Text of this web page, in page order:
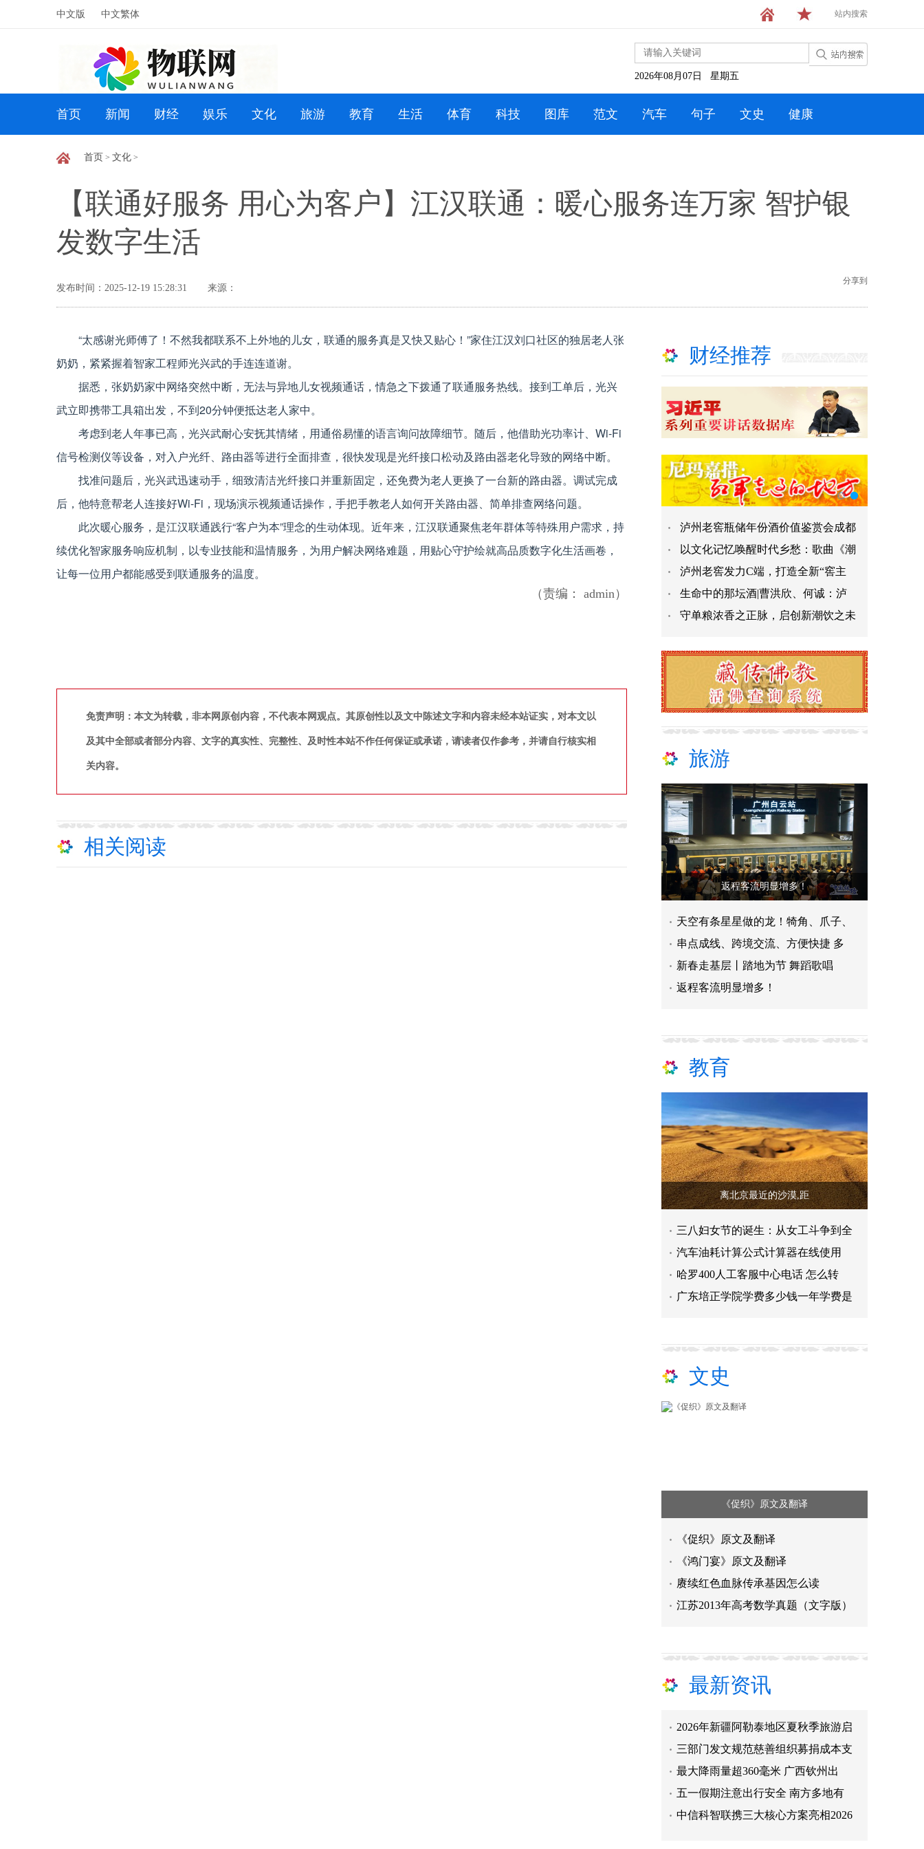
中文版 中文繁体 站内搜索
2026年08月07日 星期五
首页 新闻 财经 娱乐 文化 旅游 教育 生活 体育 科技 图库 范文 汽车 句子 文史 健康
首页 > 文化 >
【联通好服务 用心为客户】江汉联通：暖心服务连万家 智护银
发数字生活
发布时间：2025-12-19 15:28:31 来源：
分享到
“太感谢光师傅了！不然我都联系不上外地的儿女，联通的服务真是又快又贴心！”家住江汉刘口社区的独居老人张
奶奶，紧紧握着智家工程师光兴武的手连连道谢。
据悉，张奶奶家中网络突然中断，无法与异地儿女视频通话，情急之下拨通了联通服务热线。接到工单后，光兴
武立即携带工具箱出发，不到20分钟便抵达老人家中。
考虑到老人年事已高，光兴武耐心安抚其情绪，用通俗易懂的语言询问故障细节。随后，他借助光功率计、Wi-Fi
信号检测仪等设备，对入户光纤、路由器等进行全面排查，很快发现是光纤接口松动及路由器老化导致的网络中断。
找准问题后，光兴武迅速动手，细致清洁光纤接口并重新固定，还免费为老人更换了一台新的路由器。调试完成
后，他特意帮老人连接好Wi-Fi，现场演示视频通话操作，手把手教老人如何开关路由器、简单排查网络问题。
此次暖心服务，是江汉联通践行“客户为本”理念的生动体现。近年来，江汉联通聚焦老年群体等特殊用户需求，持
续优化智家服务响应机制，以专业技能和温情服务，为用户解决网络难题，用贴心守护绘就高品质数字化生活画卷，
让每一位用户都能感受到联通服务的温度。
（责编： admin）
免责声明：本文为转载，非本网原创内容，不代表本网观点。其原创性以及文中陈述文字和内容未经本站证实，对本文以
及其中全部或者部分内容、文字的真实性、完整性、及时性本站不作任何保证或承诺，请读者仅作参考，并请自行核实相
关内容。
相关阅读
财经推荐
泸州老窖瓶储年份酒价值鉴赏会成都
以文化记忆唤醒时代乡愁：歌曲《潮
泸州老窖发力C端，打造全新“窖主
生命中的那坛酒|曹洪欣、何诚：泸
守单粮浓香之正脉，启创新潮饮之未
旅游
返程客流明显增多！
天空有条星星做的龙！犄角、爪子、
串点成线、跨境交流、方便快捷 多
新春走基层丨踏地为节 舞蹈歌唱
返程客流明显增多！
教育
离北京最近的沙漠,距
三八妇女节的诞生：从女工斗争到全
汽车油耗计算公式计算器在线使用
哈罗400人工客服中心电话 怎么转
广东培正学院学费多少钱一年学费是
文史
​《促织》原文及翻译
​《促织》原文及翻译
《鸿门宴》原文及翻译
赓续红色血脉传承基因怎么读
江苏2013年高考数学真题（文字版）
最新资讯